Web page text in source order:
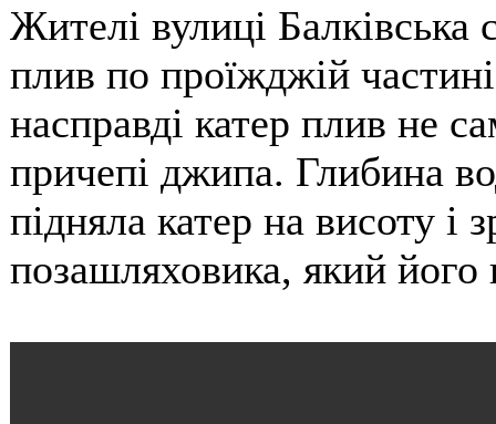
Жителі вулиці Балківська
плив по проїжджій
насправді катер плив не
причепі джипа. Глибина
підняла катер на висоту і
позашляховика, який його